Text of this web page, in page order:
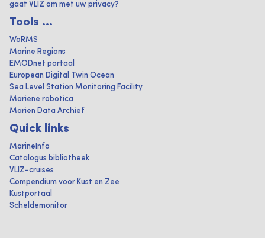
gaat VLIZ om met uw privacy?
Tools ...
WoRMS
Marine Regions
EMODnet portaal
European Digital Twin Ocean
Sea Level Station Monitoring Facility
Mariene robotica
Marien Data Archief
Quick links
MarineInfo
Catalogus bibliotheek
VLIZ-cruises
Compendium voor Kust en Zee
Kustportaal
Scheldemonitor